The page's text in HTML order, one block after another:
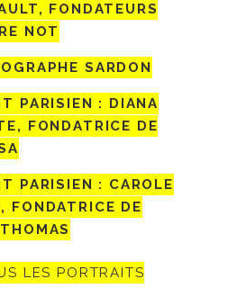
FONDATEURS
NOT
SARDON
PARISIEN : DIANA
FONDATRICE DE
PARISIEN : CAROLE
FONDATRICE DE
LES PORTRAITS